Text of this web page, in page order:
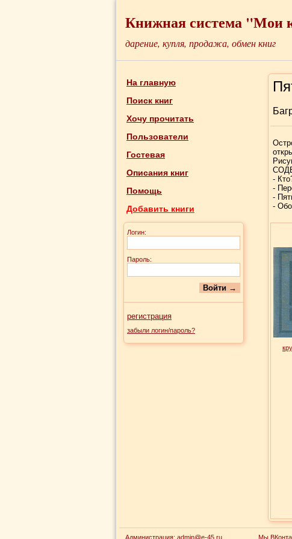
Книжная система "Мои
дарение, купля, продажа, обмен книг
На главную
Поиск книг
Хочу прочитать
Пользователи
Гостевая
Описания книг
Помощь
Добавить книги
Логин:
Пароль:
регистрация
забыли логин/пароль?
-
-
-
-
Администрация: admin@e-45.ru Мы